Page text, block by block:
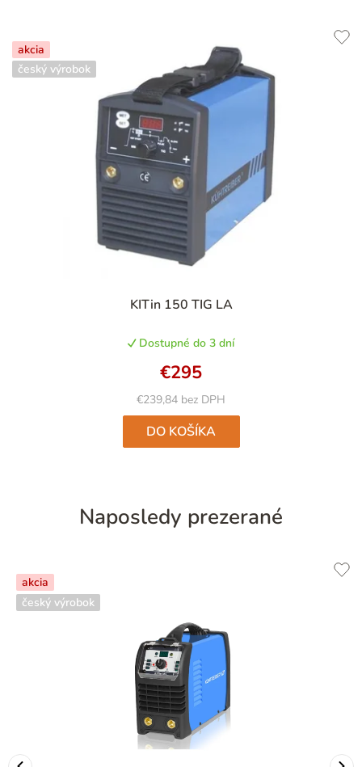
akcia
český výrobok
KITin 150 TIG LA
Dostupné do 3 dní
€239,84 bez DPH
€295
DO KOŠÍKA
Naposledy prezerané
akcia
český výrobok